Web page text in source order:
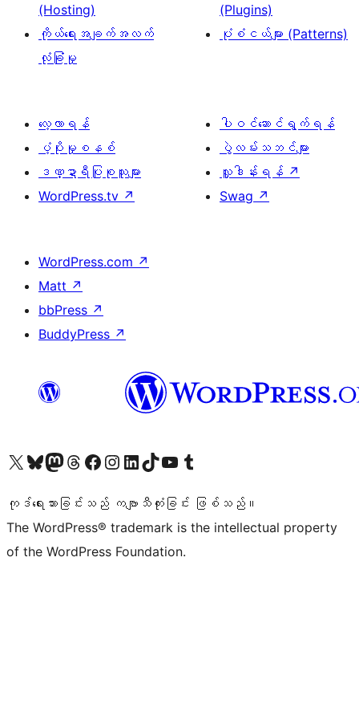
(Hosting)
ကိုယ်ရေးအချက်အလက်
လုံခြုံမှု
(Plugins)
ပုံစံငယ်များ (Patterns)
လေ့လာရန်
ပံ့ပိုးမှုစနစ်
ဒဏ္ဍာရီပြုစုသူများ
WordPress.tv ↗
ပါဝင်ဆောင်ရွက်ရန်
ပွဲလမ်းသဘင်များ
လှူဒါန်းရန် ↗
Swag ↗
WordPress.com ↗
Matt ↗
bbPress ↗
BuddyPress ↗
ကျွန်ုပ်တို့၏ X (ယခင် Twitter) အကောင့်သို့ သွားရောက်ကြည့်ရှုပါကျွန်ုပ်တို့၏ Bluesky အကောင့်သို့ ဝင်ရောက်ကြည့်ရှုရန်
ကျွန်ုပ်တို့၏ Mastodon အကောင့်သို့ သွားရောက်ကြည့်ရှုပါကျွန်ုပ်တို့၏ Threads အကောင့်သို့ ဝင်ရောက်ကြည့်ရှုရန်
ကျွန်ုပ်တို့၏ Facebook စာမျက်နှာသို့ သွားရောက်ကြည့်ရှုပါကျွန်ုပ်တို့၏ Instagram အကောင့်သို့ သွားရောက်ကြည့်ရှုပါ ကျွန်ုပ်တို့၏ LinkedIn အကောင့်သို့ သွားရောက်ကြည့်ရှုပါကျွန်ုပ်တို့၏ TikTok အကောင့်သို့ ဝင်ရောက်ကြည့်ရှုရန်
ကျွန်ုပ်တို့၏ YouTube ချန်နယ်သို့ သွားရောက်ကြည့်ရှုပါ ကျွန်ုပ်တို့၏ Tumblr အကောင့်သို့ ဝင်ရောက်ကြည့်ရှုရန်
ကုဒ်ရေးသားခြင်းသည် ကဗျာသီကုံးခြင်း ဖြစ်သည်။
The WordPress® trademark is the intellectual property
of the WordPress Foundation.